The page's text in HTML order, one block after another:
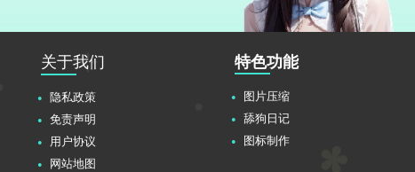
关于我们
隐私政策
免责声明
用户协议
网站地图
特色功能
图片压缩
舔狗日记
图标制作